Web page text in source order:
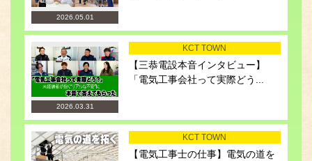
2026.05.01
2026.03.31
KCT TOWN
【三恭電設本音インタビュー】
「電気工事会社って実際どう...
KCT TOWN
【電気工事士の仕事】電気の道を